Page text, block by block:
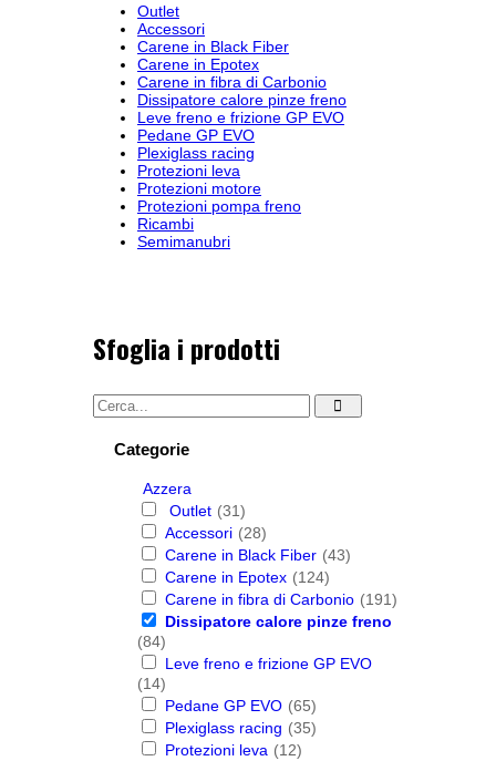
Outlet
Accessori
Carene in Black Fiber
Carene in Epotex
Carene in fibra di Carbonio
Dissipatore calore pinze freno
Leve freno e frizione GP EVO
Pedane GP EVO
Plexiglass racing
Protezioni leva
Protezioni motore
Protezioni pompa freno
Ricambi
Semimanubri
Sfoglia i prodotti
Categorie
Azzera
Outlet (31)
Accessori (28)
Carene in Black Fiber (43)
Carene in Epotex (124)
Carene in fibra di Carbonio (191)
Dissipatore calore pinze freno
(84)
Leve freno e frizione GP EVO
(14)
Pedane GP EVO (65)
Plexiglass racing (35)
Protezioni leva (12)